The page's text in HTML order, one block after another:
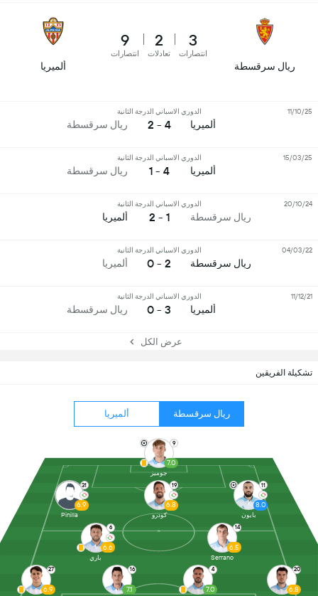
تشكيلة الفريقين
ريال سرقسطة ألميريا
27
6.9
16
7.1
4
7.0
20
6.8
6
6.6
باري
14
6.5
Serrano
31
6.9
Pinilla
19
6.8
كودرو
11
8.0
بايون
9
7.0
جوميز
ريال سرقسطة
3
انتصارات
2
تعادلات
9
انتصارات
ألميريا
ألميريا
الدوري الاسباني الدرجة الثانية
4 - 2 ريال سرقسطة
11/10/25
ألميريا
الدوري الاسباني الدرجة الثانية
4 - 1 ريال سرقسطة
15/03/25
ريال سرقسطة
الدوري الاسباني الدرجة الثانية
1 - 2 ألميريا
20/10/24
ريال سرقسطة
الدوري الاسباني الدرجة الثانية
2 - 0 ألميريا
04/03/22
ألميريا
الدوري الاسباني الدرجة الثانية
3 - 0 ريال سرقسطة
11/12/21
عرض الكل